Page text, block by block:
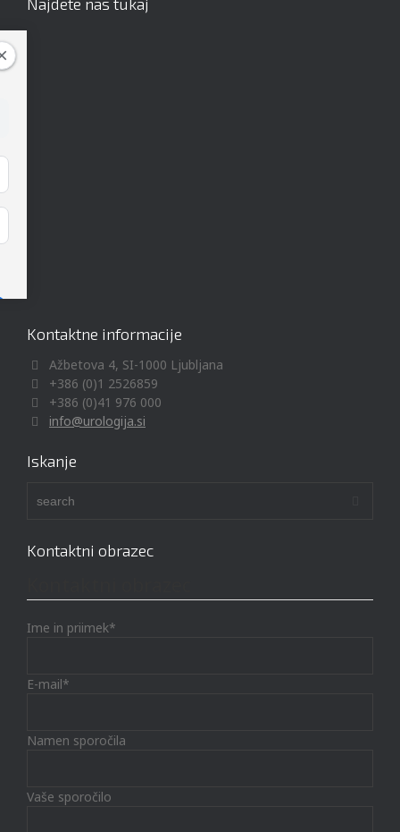
Kontaktne informacije
Ažbetova 4, SI-1000 Ljubljana
+386 (0)1 2526859
+386 (0)41 976 000
info@urologija.si
Iskanje
Kontaktni obrazec
Ime in priimek*
E-mail*
Namen sporočila
Vaše sporočilo